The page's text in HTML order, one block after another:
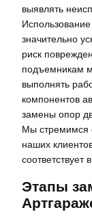
выявлять
значительно
риск
подъемникам
выполнять
компонентов
замены опор
Мы стремимся
наших
соответствует
Этапы